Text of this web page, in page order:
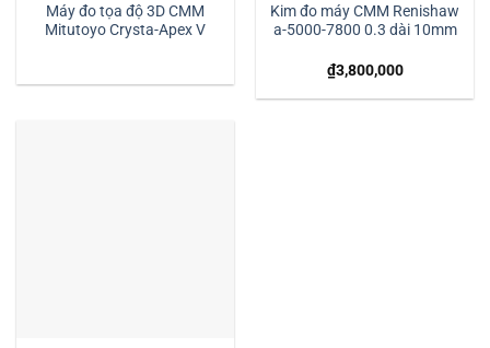
Máy đo tọa độ 3D CMM
Mitutoyo Crysta-Apex V
Kim đo máy CMM Renishaw
a-5000-7800 0.3 dài 10mm
₫3,800,000